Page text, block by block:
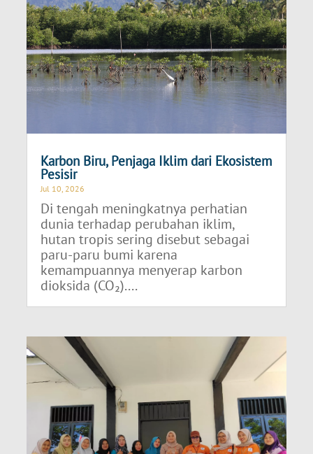
Karbon Biru, Penjaga Iklim dari Ekosistem
Pesisir
Jul 10, 2026
Di tengah meningkatnya perhatian
dunia terhadap perubahan iklim,
hutan tropis sering disebut sebagai
paru-paru bumi karena
kemampuannya menyerap karbon
dioksida (CO₂)....